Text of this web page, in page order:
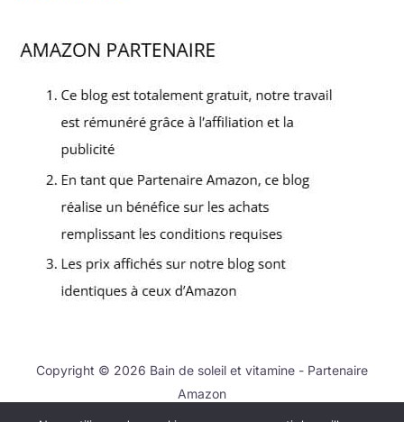
Copyright © 2026 Bain de soleil et vitamine - Partenaire
Amazon